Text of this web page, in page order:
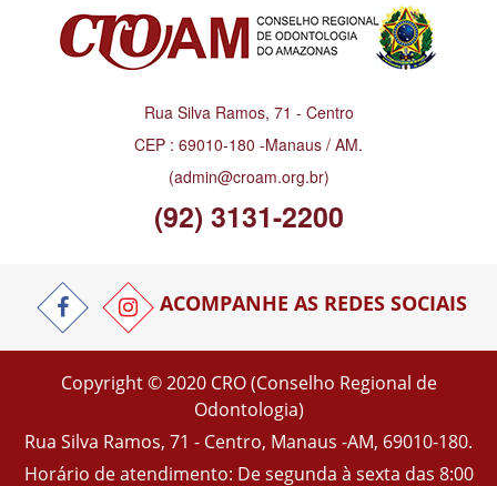
Rua Silva Ramos, 71 - Centro
CEP : 69010-180 -Manaus / AM.
(admin@croam.org.br)
(92) 3131-2200
ACOMPANHE AS REDES SOCIAIS
Copyright © 2020 CRO (Conselho Regional de
Odontologia)
Rua Silva Ramos, 71 - Centro, Manaus -AM, 69010-180.
Horário de atendimento: De segunda à sexta das 8:00